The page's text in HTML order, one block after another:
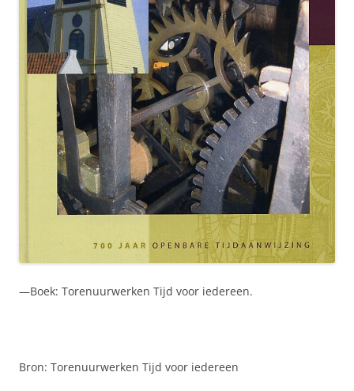
—Boek: Torenuurwerken Tijd voor iedereen.
Bron: Torenuurwerken Tijd voor iedereen